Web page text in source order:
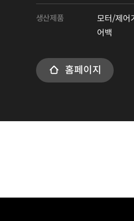
생산제품
모터/제어
어백
홈페이지